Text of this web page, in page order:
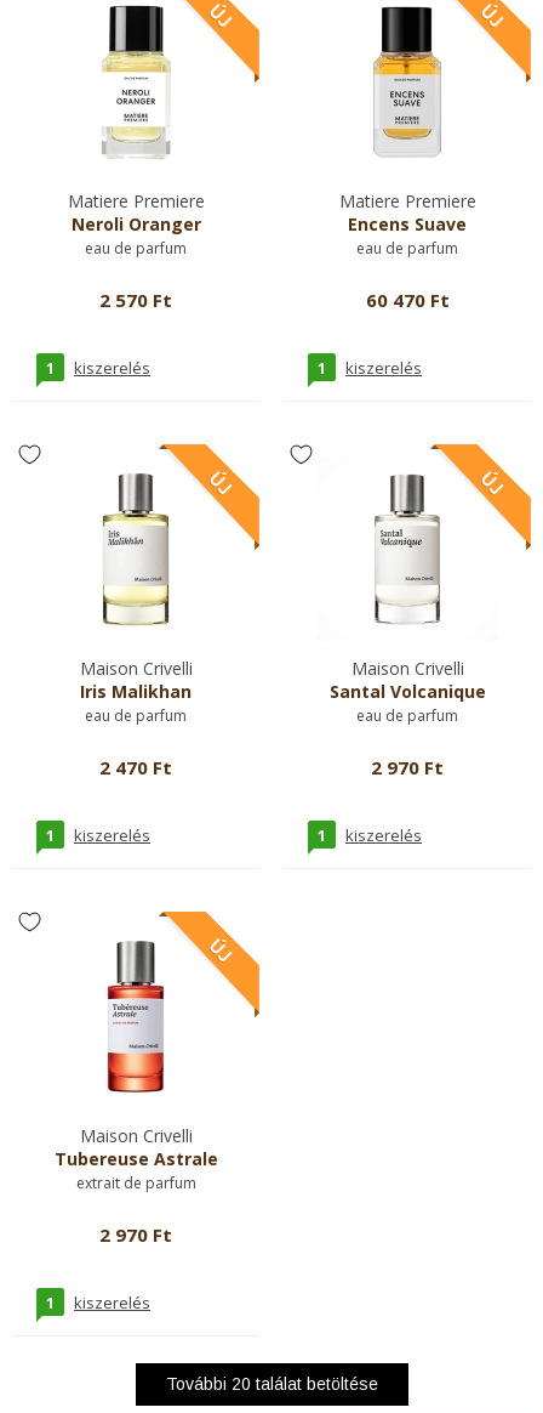
Matiere Premiere
Neroli Oranger
eau de parfum
2 570 Ft
1 kiszerelés
Matiere Premiere
Encens Suave
eau de parfum
60 470 Ft
1 kiszerelés
Maison Crivelli
Iris Malikhan
eau de parfum
2 470 Ft
1 kiszerelés
Maison Crivelli
Santal Volcanique
eau de parfum
2 970 Ft
1 kiszerelés
Maison Crivelli
Tubereuse Astrale
extrait de parfum
2 970 Ft
1 kiszerelés
További 20 találat betöltése